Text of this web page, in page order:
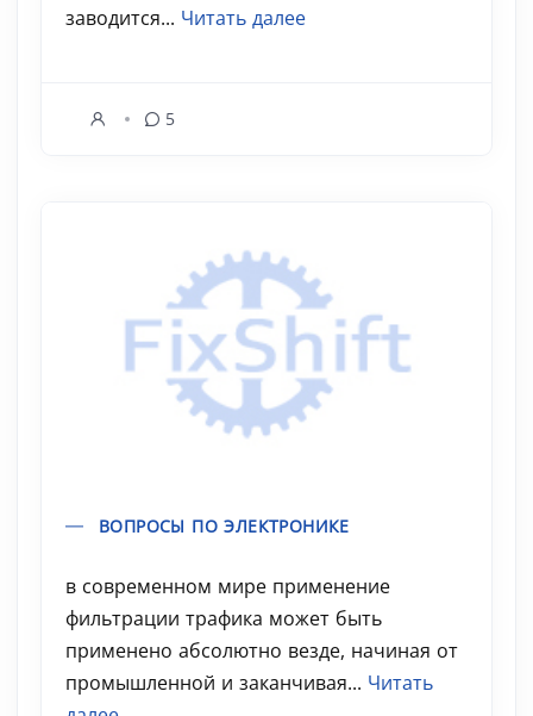
заводится... Читать далее
5
ВОПРОСЫ ПО ЭЛЕКТРОНИКЕ
в современном мире применение
фильтрации трафика может быть
применено абсолютно везде, начиная от
промышленной и заканчивая... Читать